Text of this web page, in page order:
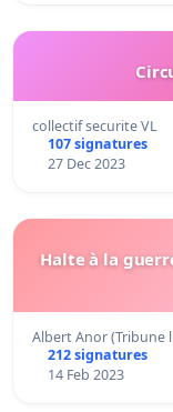
collectif securite VL
107 signatures
27 Dec 2023
Halte à la
Albert Anor (Tribune
212 signatures
14 Feb 2023